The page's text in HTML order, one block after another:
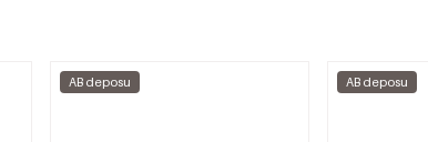
AB deposu AB deposu